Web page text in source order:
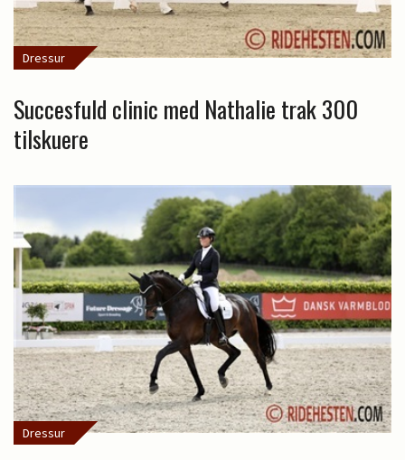
Dressur
Succesfuld clinic med Nathalie trak 300
tilskuere
Dressur